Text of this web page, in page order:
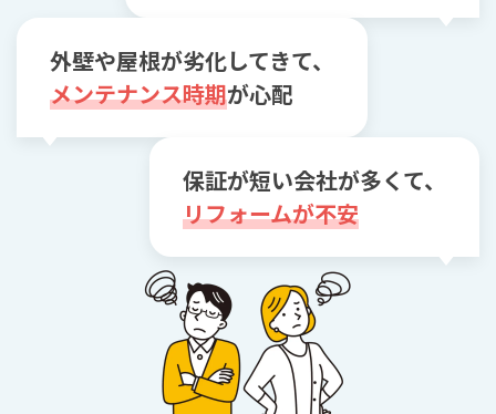
外壁や屋根が劣化してきて、
メンテナンス時期が心配
保証が短い会社が多くて、
リフォームが不安